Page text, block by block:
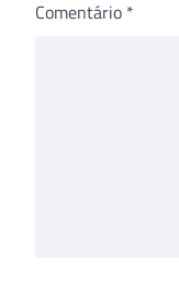
Comentário *